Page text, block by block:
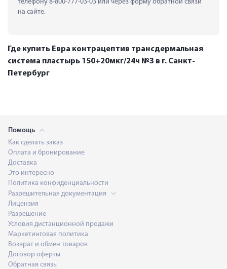
телефону 8-800-777-03-03 или через форму обратной связи
на сайте.
Где купить Евра контрацептив трансдермальная
система пластырь 150+20мкг/24ч №3 в г. Санкт-
Петербург
Помощь
Как сделать заказ
Оплата и бронирование
Доставка
Это интересно
Политика конфиденциальности
Разрешительная документация
Лицензия
Разрешение
Условия дистанционной продажи
Маркетинговая политика
Возврат и обмен товаров
Договор оферты
Обратная связь